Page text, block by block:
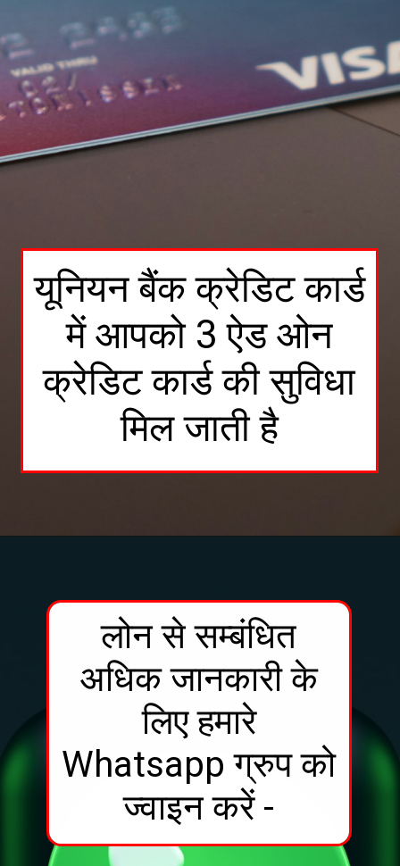
यूनियन बैंक क्रेडिट कार्ड
में आपको 3 ऐड ओन
क्रेडिट कार्ड की सुविधा
मिल जाती है
लोन से सम्बंधित
अधिक जानकारी के
लिए हमारे
Whatsapp ग्रुप को
ज्वाइन करें -